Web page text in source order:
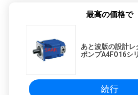
最高の価格で
あと波版の設計レ
ポンプA4FO16シ
続行